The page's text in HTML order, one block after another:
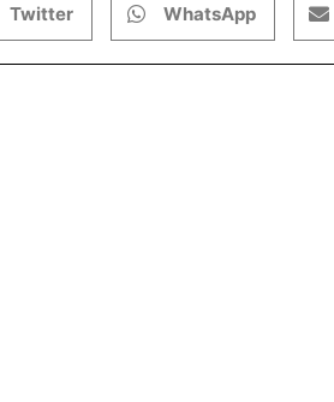
Twitter WhatsApp